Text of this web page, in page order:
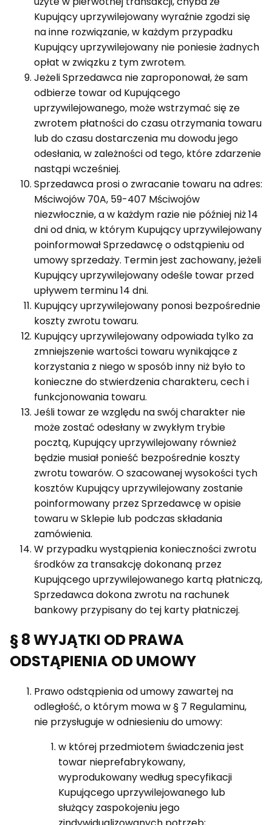
Kupujący uprzywilejowany wyraźnie zgodzi się
na inne rozwiązanie, w każdym przypadku
Kupujący uprzywilejowany nie poniesie żadnych
opłat w związku z tym zwrotem.
Jeżeli Sprzedawca nie zaproponował, że sam
odbierze towar od Kupującego
uprzywilejowanego, może wstrzymać się ze
zwrotem płatności do czasu otrzymania towaru
lub do czasu dostarczenia mu dowodu jego
odesłania, w zależności od tego, które zdarzenie
nastąpi wcześniej.
Sprzedawca prosi o zwracanie towaru na adres:
Mściwojów 70A, 59-407 Mściwojów
niezwłocznie, a w każdym razie nie później niż 14
dni od dnia, w którym Kupujący uprzywilejowany
poinformował Sprzedawcę o odstąpieniu od
umowy sprzedaży. Termin jest zachowany, jeżeli
Kupujący uprzywilejowany odeśle towar przed
upływem terminu 14 dni.
Kupujący uprzywilejowany ponosi bezpośrednie
koszty zwrotu towaru.
Kupujący uprzywilejowany odpowiada tylko za
zmniejszenie wartości towaru wynikające z
korzystania z niego w sposób inny niż było to
konieczne do stwierdzenia charakteru, cech i
funkcjonowania towaru.
Jeśli towar ze względu na swój charakter nie
może zostać odesłany w zwykłym trybie
pocztą, Kupujący uprzywilejowany również
będzie musiał ponieść bezpośrednie koszty
zwrotu towarów. O szacowanej wysokości tych
kosztów Kupujący uprzywilejowany zostanie
poinformowany przez Sprzedawcę w opisie
towaru w Sklepie lub podczas składania
zamówienia.
W przypadku wystąpienia konieczności zwrotu
środków za transakcję dokonaną przez
Kupującego uprzywilejowanego kartą płatniczą,
Sprzedawca dokona zwrotu na rachunek
bankowy przypisany do tej karty płatniczej.
§ 8 WYJĄTKI OD PRAWA
ODSTĄPIENIA OD UMOWY
Prawo odstąpienia od umowy zawartej na
odległość, o którym mowa w § 7 Regulaminu,
nie przysługuje w odniesieniu do umowy:
w której przedmiotem świadczenia jest
towar nieprefabrykowany,
wyprodukowany według specyfikacji
Kupującego uprzywilejowanego lub
służący zaspokojeniu jego